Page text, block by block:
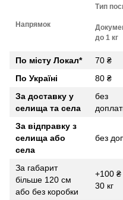
Напрямок
Тип
до 1 кг
По місту Локал* 70 ₴
По Україні
80 ₴
За доставку у
селища та села
без
За відправку з
селища або
села
без
За габарит
більше 120 см
або без коробки
+100 ₴
30 кг